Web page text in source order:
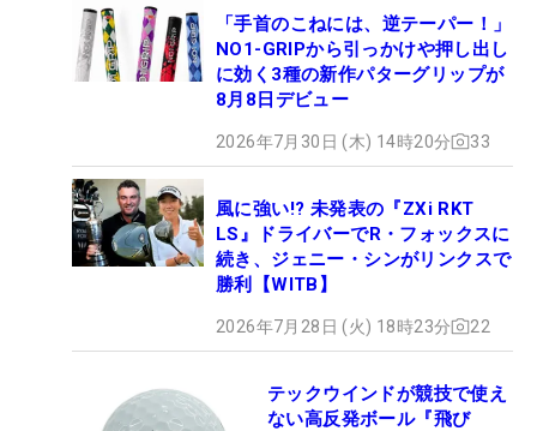
「手首のこねには、逆テーパー！」
NO1-GRIPから引っかけや押し出し
に効く3種の新作パターグリップが
8月8日デビュー
2026年7月30日 (木) 14時20分 33
風に強い!? 未発表の『ZXi RKT
LS』ドライバーでR・フォックスに
続き、ジェニー・シンがリンクスで
勝利【WITB】
2026年7月28日 (火) 18時23分 22
テックウインドが競技で使え
ない高反発ボール『飛び